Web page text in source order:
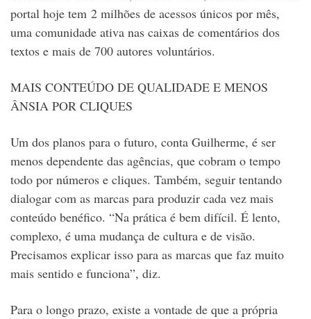
portal hoje tem 2 milhões de acessos únicos por mês,
uma comunidade ativa nas caixas de comentários dos
textos e mais de 700 autores voluntários.
MAIS CONTEÚDO DE QUALIDADE E MENOS
ÂNSIA POR CLIQUES
Um dos planos para o futuro, conta Guilherme, é ser
menos dependente das agências, que cobram o tempo
todo por números e cliques. Também, seguir tentando
dialogar com as marcas para produzir cada vez mais
conteúdo benéfico. “Na prática é bem difícil. É lento,
complexo, é uma mudança de cultura e de visão.
Precisamos explicar isso para as marcas que faz muito
mais sentido e funciona”, diz.
Para o longo prazo, existe a vontade de que a própria